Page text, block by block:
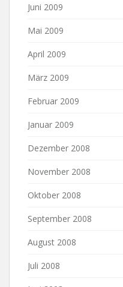
Juni 2009
Mai 2009
April 2009
März 2009
Februar 2009
Januar 2009
Dezember 2008
November 2008
Oktober 2008
September 2008
August 2008
Juli 2008